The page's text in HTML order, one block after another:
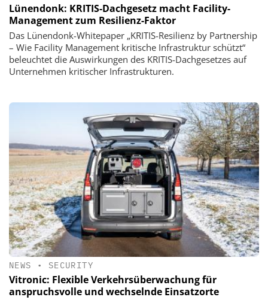
Lünendonk: KRITIS-Dachgesetz macht Facility-
Management zum Resilienz-Faktor
Das Lünendonk-Whitepaper „KRITIS-Resilienz by Partnership
– Wie Facility Management kritische Infrastruktur schützt“
beleuchtet die Auswirkungen des KRITIS-Dachgesetzes auf
Unternehmen kritischer Infrastrukturen.
NEWS • SECURITY
Vitronic: Flexible Verkehrsüberwachung für
anspruchsvolle und wechselnde Einsatzorte